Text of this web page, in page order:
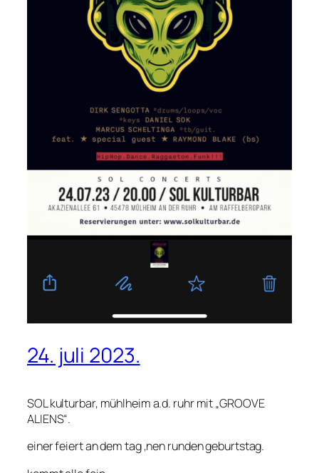
24. juli 2023.
SOL kulturbar, mühlheim a.d. ruhr mit „GROOVE
ALIENS“.
einer feiert an dem tag ‚nen runden geburtstag.